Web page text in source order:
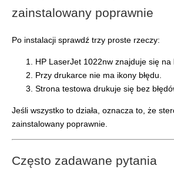
zainstalowany poprawnie
Po instalacji sprawdź trzy proste rzeczy:
HP LaserJet 1022nw znajduje się na
Przy drukarce nie ma ikony błędu.
Strona testowa drukuje się bez
Jeśli wszystko to działa, oznacza to, że
zainstalowany poprawnie.
Często zadawane pytania